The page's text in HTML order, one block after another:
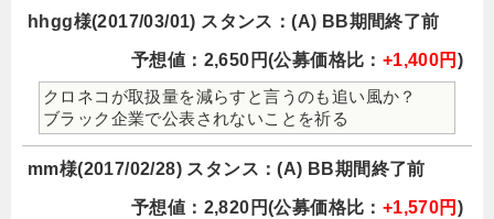
hhgg様(2017/03/01) スタンス：(A) BB期間終了前
予想値：2,650円(公募価格比： +1,400円 )
クロネコが取扱量を減らすと言うのも追い風か？
ブラック企業で公表されないことを祈る
mm様(2017/02/28) スタンス：(A) BB期間終了前
予想値：2,820円(公募価格比： +1,570円 )